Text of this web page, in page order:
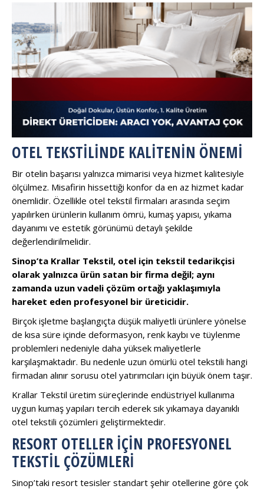
OTEL TEKSTILINDE KALITENIN ÖNEMI
Bir otelin başarısı yalnızca mimarisi veya hizmet kalitesiyle
ölçülmez. Misafirin hissettiği konfor da en az hizmet kadar
önemlidir. Özellikle otel tekstil firmaları arasında seçim
yapılırken ürünlerin kullanım ömrü, kumaş yapısı, yıkama
dayanımı ve estetik görünümü detaylı şekilde
değerlendirilmelidir.
Sinop’ta Krallar Tekstil, otel için tekstil tedarikçisi
olarak yalnızca ürün satan bir firma değil; aynı
zamanda uzun vadeli çözüm ortağı yaklaşımıyla
hareket eden profesyonel bir üreticidir.
Birçok işletme başlangıçta düşük maliyetli ürünlere yönelse
de kısa süre içinde deformasyon, renk kaybı ve tüylenme
problemleri nedeniyle daha yüksek maliyetlerle
karşılaşmaktadır. Bu nedenle uzun ömürlü otel tekstili hangi
firmadan alınır sorusu otel yatırımcıları için büyük önem taşır.
Krallar Tekstil üretim süreçlerinde endüstriyel kullanıma
uygun kumaş yapıları tercih ederek sık yıkamaya dayanıklı
otel tekstili çözümleri geliştirmektedir.
RESORT OTELLER İÇIN PROFESYONEL
TEKSTIL ÇÖZÜMLERI
Sinop’taki resort tesisler standart şehir otellerine göre çok